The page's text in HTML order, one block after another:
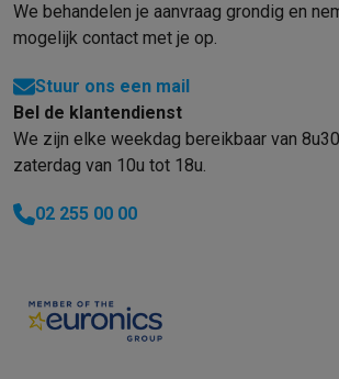
We behandelen je aanvraag grondig en
mogelijk contact met je op.
Stuur ons een mail
Bel de klantendienst
We zijn elke weekdag bereikbaar van
zaterdag van 10u tot 18u.
02 255 00 00